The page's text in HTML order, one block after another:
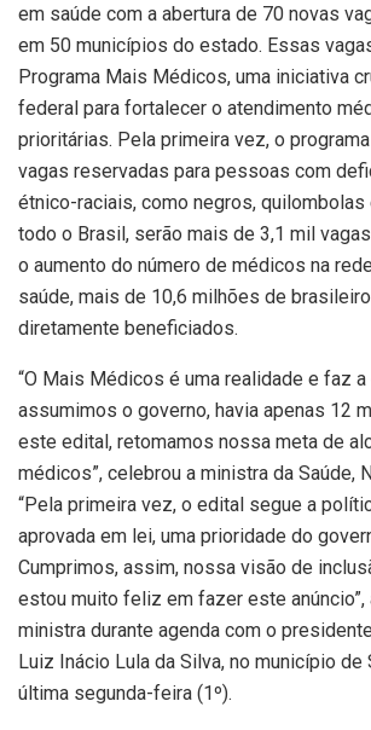
em saúde com a abertura de 70 novas
em 50 municípios do estado. Essas
Programa Mais Médicos, uma iniciativa
federal para fortalecer o atendimento
prioritárias. Pela primeira vez, o
vagas reservadas para pessoas com
étnico-raciais, como negros, quilombolas
todo o Brasil, serão mais de 3,1 mil
o aumento do número de médicos na
saúde, mais de 10,6 milhões de
diretamente beneficiados.
“O Mais Médicos é uma realidade e faz a
assumimos o governo, havia apenas 12
este edital, retomamos nossa meta de
médicos”, celebrou a ministra da Saúde,
“Pela primeira vez, o edital segue a
aprovada em lei, uma prioridade do
Cumprimos, assim, nossa visão de
estou muito feliz em fazer este anúncio”,
ministra durante agenda com o
Luiz Inácio Lula da Silva, no município de
última segunda-feira (1º).